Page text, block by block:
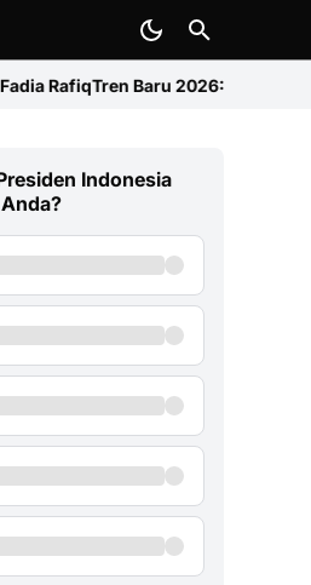
2026: Harga HP Makin Mahal,
Indonesia